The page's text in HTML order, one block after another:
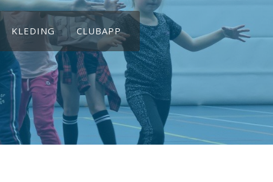
KLEDING CLUBAPP